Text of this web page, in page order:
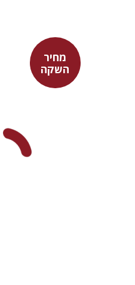
מחיר
השקהיובל פרנקל